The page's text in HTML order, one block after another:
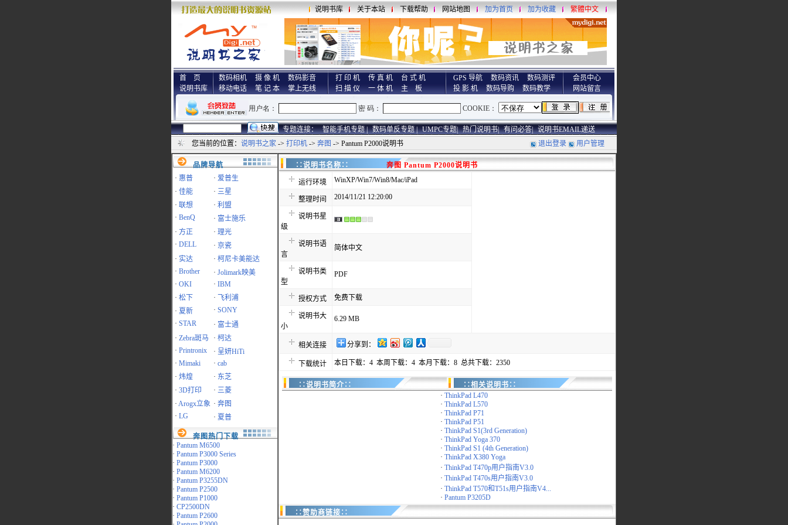
说明书库 关于本站 下载帮助 网站地图 加为首页 加为收藏 繁體中文
首 页
说明书库
数码相机 摄 像 机
数码影音
移动电话
笔 记 本 掌上无线
打 印 机 传 真 机
台 式 机
扫 描 仪
一 体 机 主 板
GPS 导航 数码资讯
数码测评
投 影 机
数码导购 数码教学
会员中心
网站留言
专题连接： 智能手机专题 | 数码单反专题 | UMPC专题| 热门说明书| 有问必答| 说明书EMAIL递送
您当前的位置： 说明书之家 -> 打印机 -> 奔图 -> Pantum P2000说明书 退出登录 用户管理
品牌导航
· 惠普 · 爱普生
· 佳能 · 三星
· 联想 · 利盟
· BenQ · 富士施乐
· 方正 · 理光
· DELL · 京瓷
· 实达 · 柯尼卡美能达
· Brother · Jolimark映美
· OKI · IBM
· 松下 ·
飞利浦
· 夏新 · SONY
· STAR · 富士通
· Zebra斑马 · 柯达
· Printronix · 呈妍HiTi
· Mimaki · cab
· 炜煌 · 东芝
· 3D打印 · 三菱
· Arogx立象 · 奔图
· LG · 夏普
奔图热门下载
· Pantum M6500
· Pantum P3000 Series
· Pantum P3000
· Pantum M6200
· Pantum P3255DN
· Pantum P2500
· Pantum P1000
· CP2500DN
· Pantum P2600
∷说明书名称∷ 奔图 Pantum P2000说明书
运行环境 WinXP/Win7/Win8/Mac/iPad
整理时间 2014/11/21 12:20:00
说明书星
级
说明书语
言
简体中文
说明书类
型
PDF
授权方式 免费下载
说明书大
小
6.29 MB
相关连接 分享到：
下载统计 本日下载：4 本周下载：4 本月下载：8 总共下载：2350
∷说明书简介∷
∷相关说明书∷
· ThinkPad L470
· ThinkPad L570
· ThinkPad P71
· ThinkPad P51
· ThinkPad S1(3rd Generation)
· ThinkPad Yoga 370
· ThinkPad S1 (4th Generation)
· ThinkPad X380 Yoga
· ThinkPad T470p用户指南V3.0
· ThinkPad T470s用户指南V3.0
· ThinkPad T570和T51s用户指南V4...
· Pantum P3205D
∷赞助商链接∷